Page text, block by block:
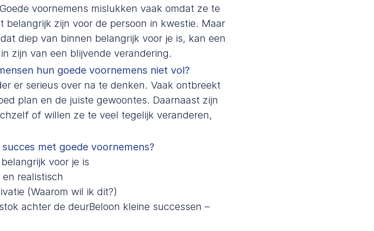
voornemens mislukken vaak omdat ze te
belangrijk zijn voor de persoon in kwestie. Maar
diep van binnen belangrijk voor je is, kan een
zijn van een blijvende verandering.
hun goede voornemens niet vol?
er serieus over na te denken. Vaak ontbreekt
plan en de juiste gewoontes. Daarnaast zijn
of willen ze te veel tegelijk veranderen,
met goede voornemens?
voor je is
realistisch
(Waarom wil ik dit?)
achter de deurBeloon kleine successen –